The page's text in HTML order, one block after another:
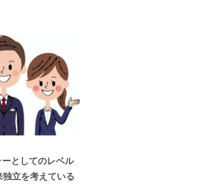
としてのレベル
立を考えている